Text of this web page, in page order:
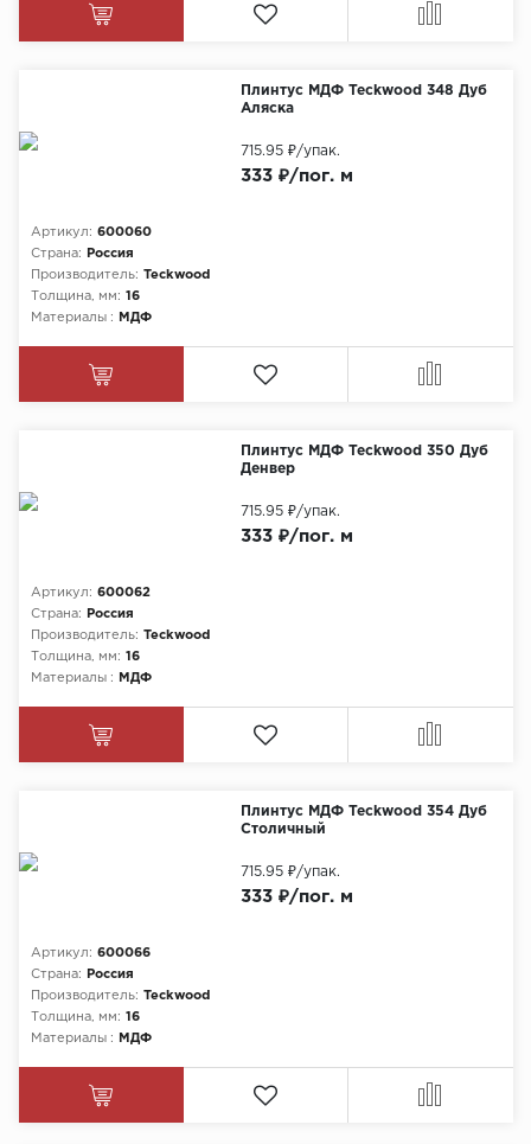
Плинтус МДФ Teckwood 348 Дуб
Аляска
Артикул: 600060
Страна:
Россия
Производитель: Teckwood
Толщина, мм: 16
Материалы :
МДФ
333 ₽/пог. м
715.95 ₽/упак.
Плинтус МДФ Teckwood 350 Дуб
Денвер
Артикул: 600062
Страна:
Россия
Производитель: Teckwood
Толщина, мм: 16
Материалы :
МДФ
333 ₽/пог. м
715.95 ₽/упак.
Плинтус МДФ Teckwood 354 Дуб
Столичный
Артикул: 600066
Страна:
Россия
Производитель: Teckwood
Толщина, мм: 16
Материалы :
МДФ
333 ₽/пог. м
715.95 ₽/упак.